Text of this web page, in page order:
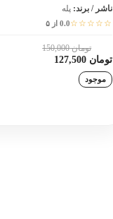
ناشر / برند: پله
☆☆☆☆☆0.0 از ۵
تومان 150,000
تومان 127,500
موجود